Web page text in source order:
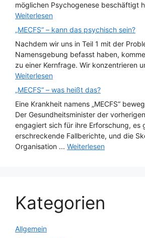
möglichen Psychogenese beschäftigt
Weiterlesen
„MECFS“ – kann das psychisch sein?
Nachdem wir uns in Teil 1 mit der
Namensgebung befasst haben,
zu einer Kernfrage. Wir konzentrieren
Weiterlesen
„MECFS“ – was heißt das?
Eine Krankheit namens „MECFS“
Der Gesundheitsminister der
engagiert sich für ihre Erforschung, es
erschreckende Fallberichte, und die
Organisation ... Weiterlesen
Kategorien
Allgemein